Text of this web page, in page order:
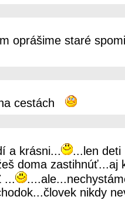
oprášime staré
cestách
a krásni...
...len deti
doma zastihnúť...aj
...
nikdy